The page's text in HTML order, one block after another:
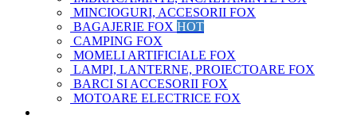
MINCIOGURI, ACCESORII FOX
BAGAJERIE FOX HOT
CAMPING FOX
MOMELI ARTIFICIALE FOX
LAMPI, LANTERNE, PROIECTOARE FOX
BARCI SI ACCESORII FOX
MOTOARE ELECTRICE FOX